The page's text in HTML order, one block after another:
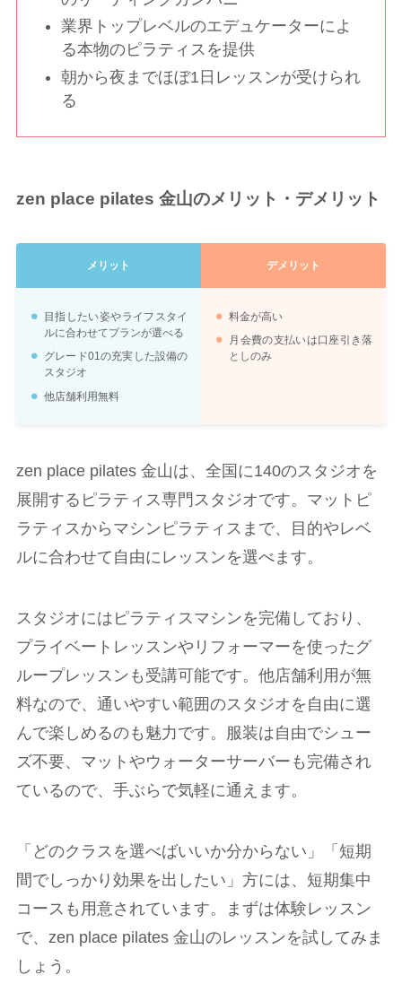
業界トップレベルのエデュケーターによ
る本物のピラティスを提供
朝から夜までほぼ1日レッスンが受けられ
る
zen place pilates 金山のメリット・デメリット
メリット デメリット
目指したい姿やライフスタイ
ルに合わせてプランが選べる
グレード01の充実した設備の
スタジオ
他店舗利用無料
料金が高い
月会費の支払いは口座引き落
としのみ
zen place pilates 金山は、全国に140のスタジオを
展開するピラティス専門スタジオです。マットピ
ラティスからマシンピラティスまで、目的やレベ
ルに合わせて自由にレッスンを選べます。
スタジオにはピラティスマシンを完備しており、
プライベートレッスンやリフォーマーを使ったグ
ループレッスンも受講可能です。他店舗利用が無
料なので、通いやすい範囲のスタジオを自由に選
んで楽しめるのも魅力です。服装は自由でシュー
ズ不要、マットやウォーターサーバーも完備され
ているので、手ぶらで気軽に通えます。
「どのクラスを選べばいいか分からない」「短期
間でしっかり効果を出したい」方には、短期集中
コースも用意されています。まずは体験レッスン
で、zen place pilates 金山のレッスンを試してみま
しょう。